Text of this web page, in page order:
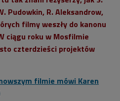
Pudowkin, R. Aleksandrow,
filmy weszły do kanonu
ciągu roku w Mosfilmie
czterdzieści projektów
filmie mówi Karen